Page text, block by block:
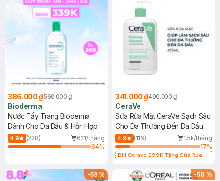
386.000 ₫560.000 ₫
Bioderma
Nước Tẩy Trang Bioderma
Dành Cho Da Dầu & Hỗn Hợp
500ml
4.9 (228)
621/tháng
64%
341.000 ₫490.000 ₫
CeraVe
Sữa Rửa Mặt CeraVe Sạch Sâu
Cho Da Thường Đến Da Dầu
473ml
4.9 (116)
1.5k/tháng
17%
Bill Cerave 299K Tặng Sữa Rửa
-53% -50 %